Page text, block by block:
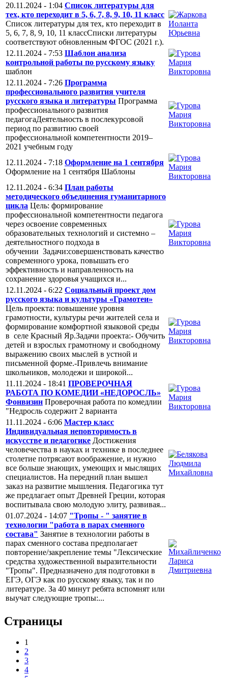
20.11.2024 - 1:04 Список литературы для
тех, кто переходит в 5, 6, 7, 8, 9, 10, 11 класс
Список литературы для тех, кто переходит в
5, 6, 7, 8, 9, 10, 11 классСписки литературы
соответствуют обновленным ФГОС (2021 г.).
12.11.2024 - 7:53 Шаблон анализа
контрольной работы по русскому языку
шаблон
12.11.2024 - 7:26 Программа
профессионального развития учителя
русского языка и литературы Программа
профессионального развития
педагогаДеятельность в послекурсовой
период по развитию своей
профессиональной компетентности 2019–
2021 учебным году
12.11.2024 - 7:18 Оформление на 1 сентября
Оформление на 1 сентября Шаблоны
12.11.2024 - 6:34 План работы
методического объединения гуманитарного
цикла Цель: формирование
профессиональной компетентности педагога
через освоение современных
образовательных технологий и системно –
деятельностного подхода в
обучении Задачи:совершенствовать качество
современного урока, повышать его
эффективность и направленность на
сохранение здоровья учащихся и...
12.11.2024 - 6:22 Социальный проект дом
русского языка и культуры «Грамотеи»
Цель проекта: повышение уровня
грамотности, культуры речи жителей села и
формирование комфортной языковой среды
в селе Красный Яр.Задачи проекта:- Обучить
детей и взрослых грамотному и свободному
выражению своих мыслей в устной и
письменной форме.-Привлечь внимание
школьников, молодежи и широкой...
11.11.2024 - 18:41 ПРОВЕРОЧНАЯ
РАБОТА ПО КОМЕДИИ «НЕДОРОСЛЬ»
Фонвизин Проверочная работа по комедлии
"Недросль содержит 2 варианта
11.11.2024 - 6:06 Мастер класс
Индивидуальная неповторимость в
искусстве и педагогике Достижения
человечества в науках и технике в последнее
столетие потрясают воображение, и нужно
все больше знающих, умеющих и мыслящих
специалистов. На передний план вышел
заказ на развитие мышления. Педагогика тут
же предлагает опыт Древней Греции, которая
воспитывала свою молодую элиту, развивая...
01.07.2024 - 14:07 "Тропы - " занятие в
технологии "работа в парах сменного
состава" Занятие в технологии работы в
парах сменного состава предполагает
повторение/закрепление темы "Лексические
средства художественной выразительности
"Тропы". Предназначено для подготовки в
ЕГЭ, ОГЭ как по русскому языку, так и по
литературе. За 40 минут ребята вспомнят или
выучат следующие тропы:...
Страницы
1
2
3
4